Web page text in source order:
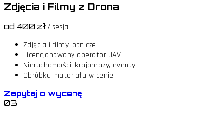
Zdjęcia i Filmy z Drona
od 400 zł/ sesja
Zdjęcia i filmy lotnicze
Licencjonowany operator UAV
Nieruchomości, krajobrazy, eventy
Obróbka materiału w cenie
Zapytaj o wycenę
03